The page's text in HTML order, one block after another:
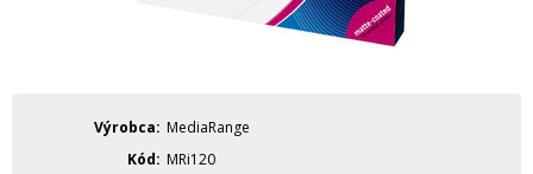
Výrobca
MediaRange
Kód
MRi120